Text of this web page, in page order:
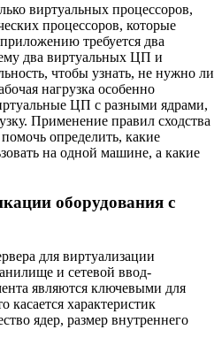
виртуальных процессоров,
процессоров, которые
требуется два
два виртуальных ЦП и
чтобы узнать, не нужно ли
нагрузка особенно
ЦП с разными ядрами,
Применение правил сходства
определить, какие
на одной машине, а какие
оборудования с
для виртуализации
и сетевой ввод-
являются ключевыми для
касается характеристик
ядер, размер внутреннего